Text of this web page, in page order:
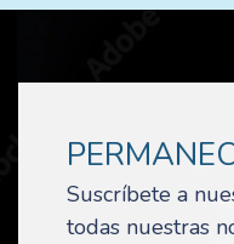
Suscríbete a
todas nuestras